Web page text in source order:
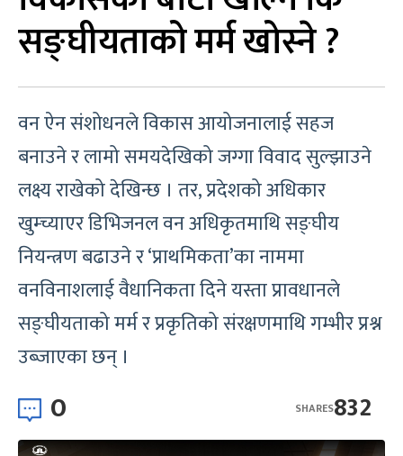
सङ्घीयताको मर्म खोस्ने ?
वन ऐन संशोधनले विकास आयोजनालाई सहज
बनाउने र लामो समयदेखिको जग्गा विवाद सुल्झाउने
लक्ष्य राखेको देखिन्छ । तर, प्रदेशको अधिकार
खुम्च्याएर डिभिजनल वन अधिकृतमाथि सङ्घीय
नियन्त्रण बढाउने र ‘प्राथमिकता’का नाममा
वनविनाशलाई वैधानिकता दिने यस्ता प्रावधानले
सङ्घीयताको मर्म र प्रकृतिको संरक्षणमाथि गम्भीर प्रश्न
उब्जाएका छन् ।
0 832
SHARES